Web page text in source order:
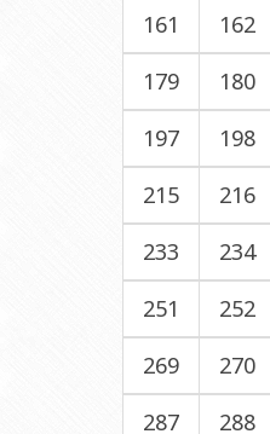
161
162
179
180
197
198
215
216
233
234
251
252
269
270
287
288